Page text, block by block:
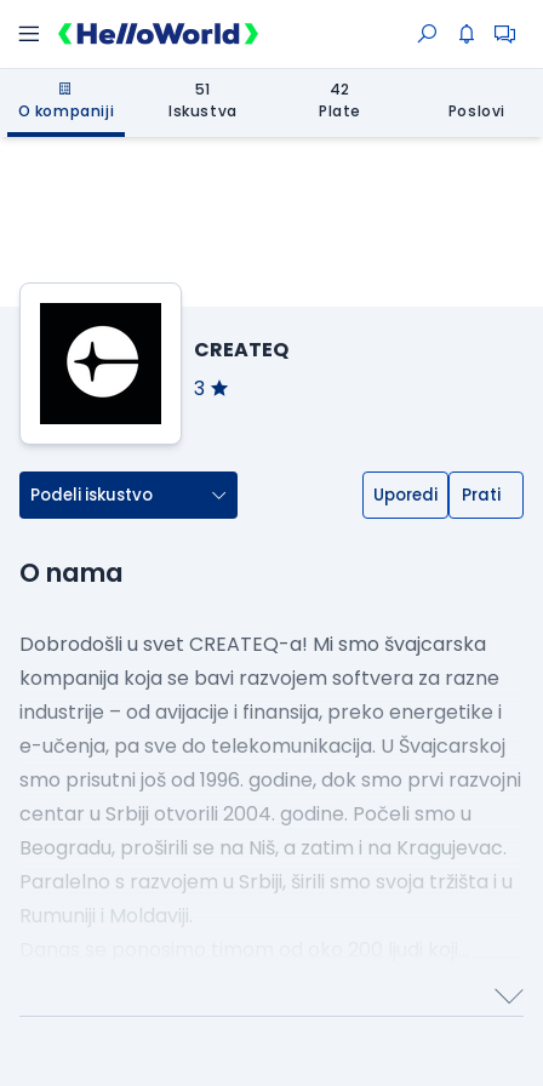
O kompaniji
51
Iskustva
42
Plate
Poslovi
CREATEQ
3
Podeli iskustvo Uporedi Prati
O nama
Dobrodošli u svet CREATEQ-a! Mi smo švajcarska
kompanija koja se bavi razvojem softvera za razne
industrije – od avijacije i finansija, preko energetike i
e-učenja, pa sve do telekomunikacija. U Švajcarskoj
smo prisutni još od 1996. godine, dok smo prvi razvojni
centar u Srbiji otvorili 2004. godine. Počeli smo u
Beogradu, proširili se na Niš, a zatim i na Kragujevac.
Paralelno s razvojem u Srbiji, širili smo svoja tržišta i u
Rumuniji i Moldaviji.
svakodnevno oblikuju našu kulturu i već više od dve
decenije čine CREATEQ sjajnim mestom za rad.